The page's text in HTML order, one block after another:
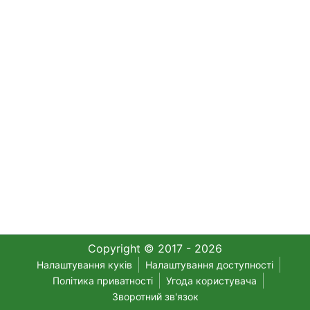
Copyright © 2017 - 2026
Налаштування куків
Налаштування доступності
Політика приватності
Угода користувача
Зворотний зв'язок